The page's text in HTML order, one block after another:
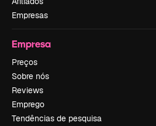
Empresas
Empresa
Preços
Sobre nós
Reviews
Emprego
Tendências de pesquisa